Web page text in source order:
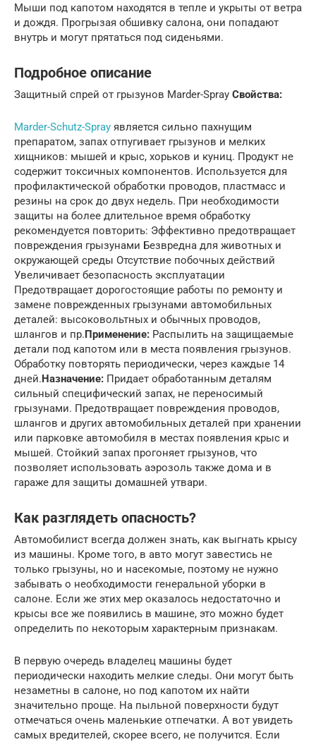
Мыши под капотом находятся в тепле и укрыты от ветра
и дождя. Прогрызая обшивку салона, они попадают
внутрь и могут прятаться под сиденьями.
Подробное описание
Защитный спрей от грызунов Marder-Spray Свойства:
Marder-Schutz-Spray является сильно пахнущим
препаратом, запах отпугивает грызунов и мелких
хищников: мышей и крыс, хорьков и куниц. Продукт не
содержит токсичных компонентов. Используется для
профилактической обработки проводов, пластмасс и
резины на срок до двух недель. При необходимости
защиты на более длительное время обработку
рекомендуется повторить: Эффективно предотвращает
повреждения грызунами Безвредна для животных и
окружающей среды Отсутствие побочных действий
Увеличивает безопасность эксплуатации
Предотвращает дорогостоящие работы по ремонту и
замене поврежденных грызунами автомобильных
деталей: высоковольтных и обычных проводов,
шлангов и пр.Применение: Распылить на защищаемые
детали под капотом или в места появления грызунов.
Обработку повторять периодически, через каждые 14
дней.Назначение: Придает обработанным деталям
сильный специфический запах, не переносимый
грызунами. Предотвращает повреждения проводов,
шлангов и других автомобильных деталей при хранении
или парковке автомобиля в местах появления крыс и
мышей. Стойкий запах прогоняет грызунов, что
позволяет использовать аэрозоль также дома и в
гараже для защиты домашней утвари.
Как разглядеть опасность?
Автомобилист всегда должен знать, как выгнать крысу
из машины. Кроме того, в авто могут завестись не
только грызуны, но и насекомые, поэтому не нужно
забывать о необходимости генеральной уборки в
салоне. Если же этих мер оказалось недостаточно и
крысы все же появились в машине, это можно будет
определить по некоторым характерным признакам.
В первую очередь владелец машины будет
периодически находить мелкие следы. Они могут быть
незаметны в салоне, но под капотом их найти
значительно проще. На пыльной поверхности будут
отмечаться очень маленькие отпечатки. А вот увидеть
самых вредителей, скорее всего, не получится. Если